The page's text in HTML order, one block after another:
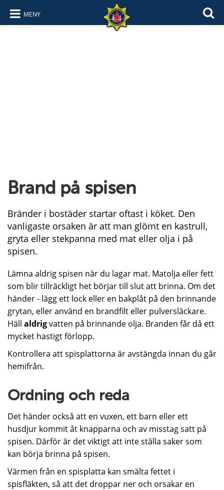
MENY
Hoppa till innehåll
Hoppa till navigering
Brand på spisen
Bränder i bostäder startar oftast i köket. Den
vanligaste orsaken är att man glömt en kastrull,
gryta eller stekpanna med mat eller olja i på
spisen.
Lämna aldrig spisen när du lagar mat. Matolja eller fett
som blir tillräckligt het börjar till slut att brinna. Om det
händer - lägg ett lock eller en bakplåt på den brinnande
grytan, eller använd en brandfilt eller pulversläckare.
Häll aldrigvatten på brinnande olja. Branden får då ett
mycket hastigt förlopp.
Kontrollera att spisplattorna är avstängda innan du går
hemifrån.
Ordning och reda
Det händer också att en vuxen, ett barn eller ett
husdjur kommit åt knapparna och av misstag satt på
spisen. Därför är det viktigt att inte ställa saker som
kan börja brinna på spisen.
Värmen från en spisplatta kan smälta fettet i
spisfläkten, så att det droppar ner och orsakar en